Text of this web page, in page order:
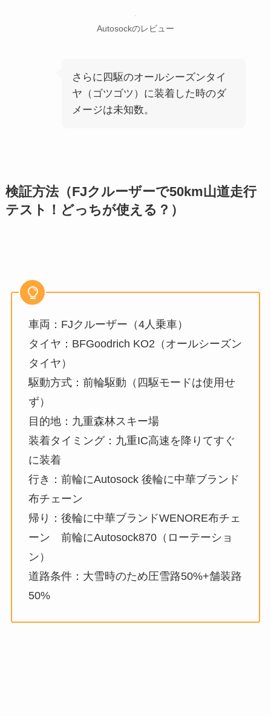
Autosockのレビュー
さらに四駆のオールシーズンタイ
ヤ（ゴツゴツ）に装着した時のダ
メージは未知数。
検証方法（FJクルーザーで50km山道走行
テスト！どっちが使える？）
車両：FJクルーザー（4人乗車）
タイヤ：BFGoodrich KO2（オールシーズン
タイヤ）
駆動方式：前輪駆動（四駆モードは使用せ
ず）
目的地：九重森林スキー場
装着タイミング：九重IC高速を降りてすぐ
に装着
行き：前輪にAutosock 後輪に中華ブランド
布チェーン
帰り：後輪に中華ブランドWENORE布チェ
ーン 前輪にAutosock870（ローテーショ
ン）
道路条件：大雪時のため圧雪路50%+舗装路
50%